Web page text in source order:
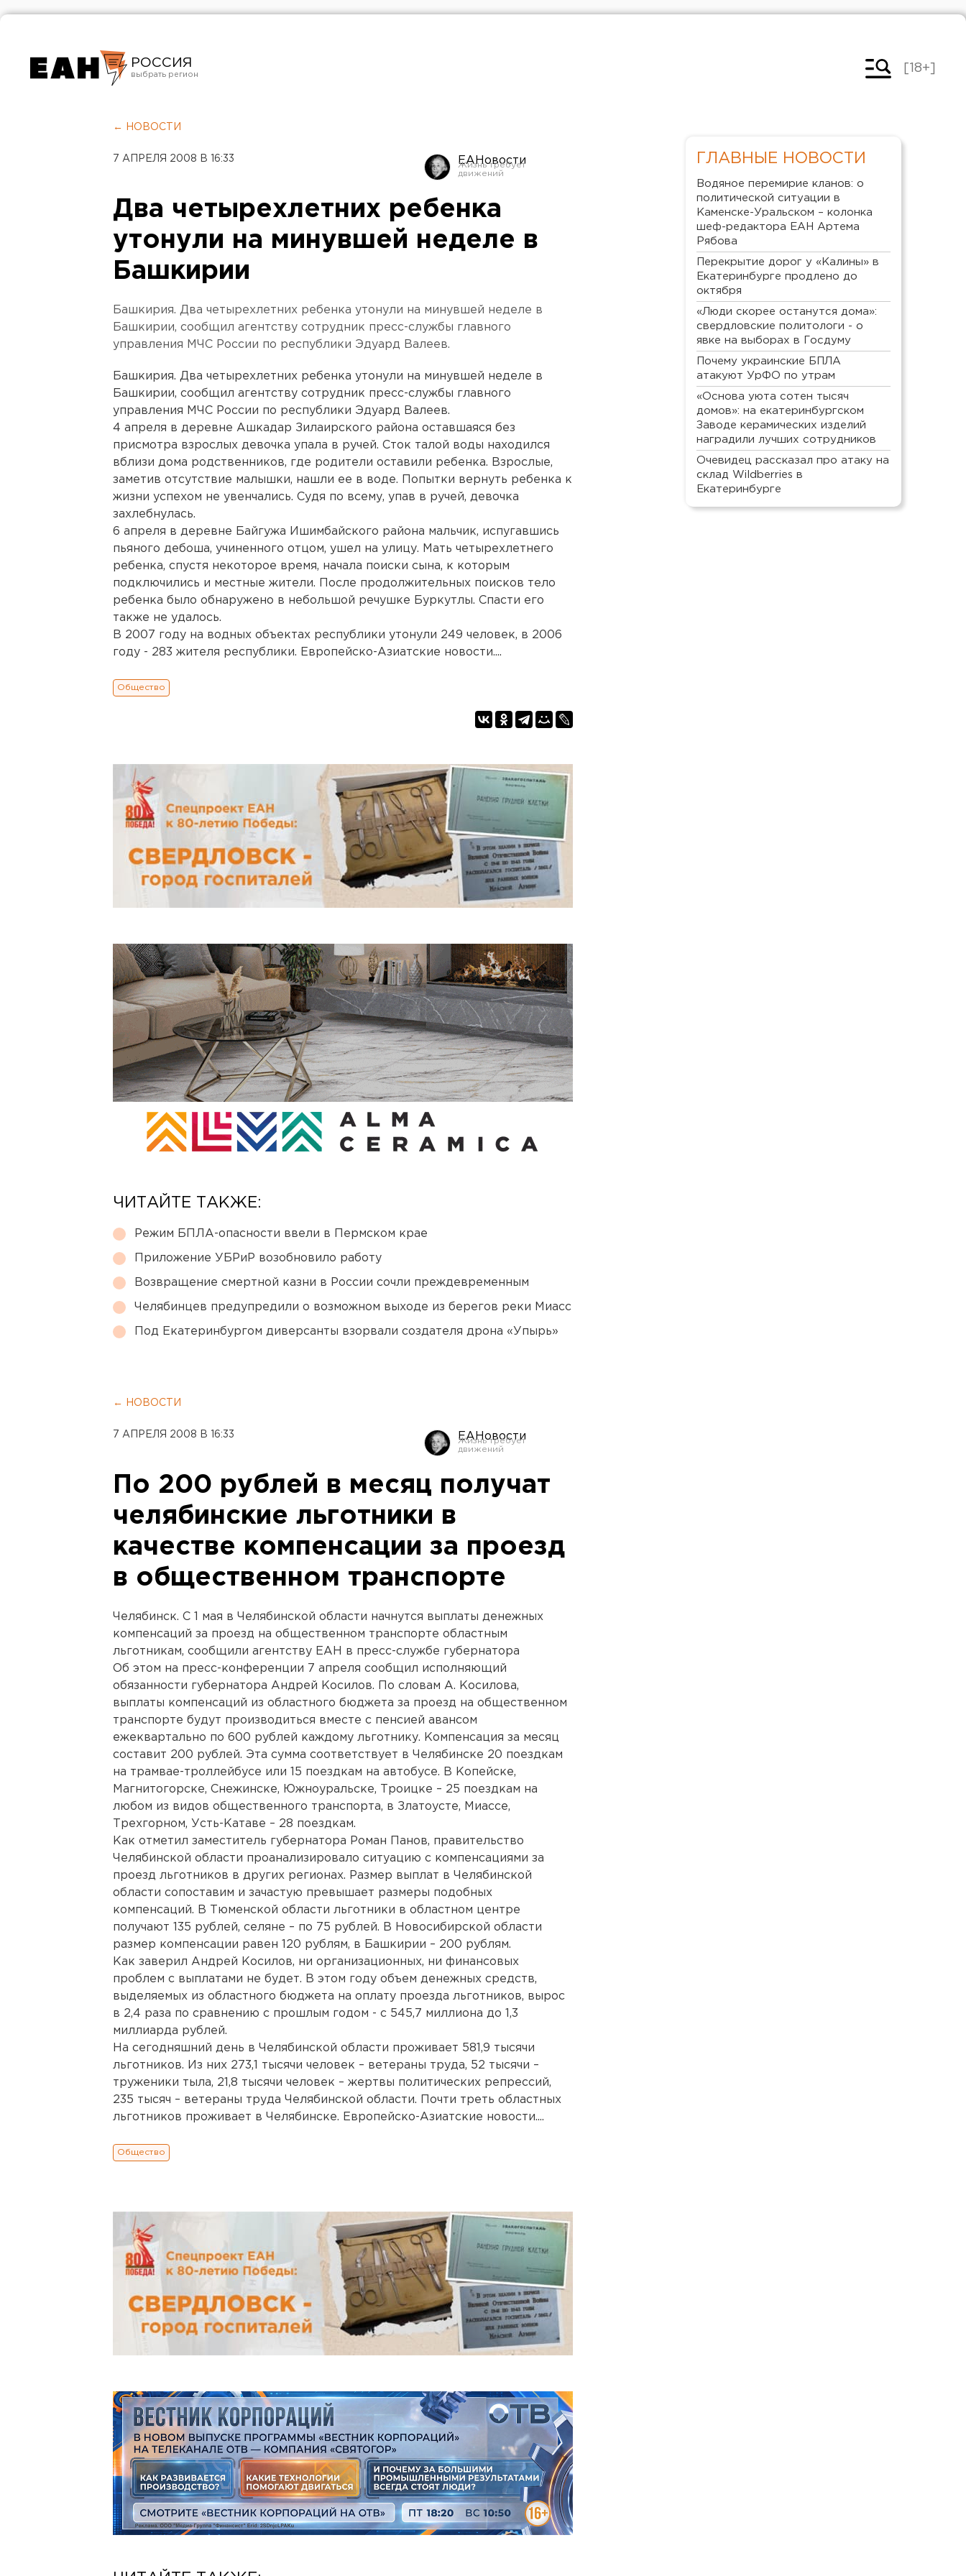
РОССИЯ
Челябинск
[18+]
← НОВОСТИ
7 АПРЕЛЯ 2008 В 16:33 ЕАНовости
Два четырехлетних ребенка
утонули на минувшей неделе в
Башкирии
Башкирия. Два четырехлетних ребенка утонули на минувшей неделе в
Башкирии, сообщил агентству сотрудник пресс-службы главного
управления МЧС России по республики Эдуард Валеев.
Башкирия. Два четырехлетних ребенка утонули на минувшей неделе в
Башкирии, сообщил агентству сотрудник пресс-службы главного
управления МЧС России по республики Эдуард Валеев.
4 апреля в деревне Ашкадар Зилаирского района оставшаяся без
присмотра взрослых девочка упала в ручей. Сток талой воды находился
вблизи дома родственников, где родители оставили ребенка. Взрослые,
заметив отсутствие малышки, нашли ее в воде. Попытки вернуть ребенка к
жизни успехом не увенчались. Судя по всему, упав в ручей, девочка
захлебнулась.
6 апреля в деревне Байгужа Ишимбайского района мальчик, испугавшись
пьяного дебоша, учиненного отцом, ушел на улицу. Мать четырехлетнего
ребенка, спустя некоторое время, начала поиски сына, к которым
подключились и местные жители. После продолжительных поисков тело
ребенка было обнаружено в небольшой речушке Буркутлы. Спасти его
также не удалось.
В 2007 году на водных объектах республики утонули 249 человек, в 2006
году - 283 жителя республики. Европейско-Азиатские новости....
Общество
ЧИТАЙТЕ ТАКЖЕ:
Режим БПЛА-опасности ввели в Пермском крае
Приложение УБРиР возобновило работу
Возвращение смертной казни в России сочли преждевременным
Челябинцев предупредили о возможном выходе из берегов реки Миасс
Под Екатеринбургом диверсанты взорвали создателя дрона «Упырь»
← НОВОСТИ
7 АПРЕЛЯ 2008 В 16:33 ЕАНовости
По 200 рублей в месяц получат
челябинские льготники в
качестве компенсации за проезд
в общественном транспорте
Челябинск. С 1 мая в Челябинской области начнутся выплаты денежных
компенсаций за проезд на общественном транспорте областным
льготникам, сообщили агентству ЕАН в пресс-службе губернатора
Об этом на пресс-конференции 7 апреля сообщил исполняющий
обязанности губернатора Андрей Косилов. По словам А. Косилова,
выплаты компенсаций из областного бюджета за проезд на общественном
транспорте будут производиться вместе с пенсией авансом
ежеквартально по 600 рублей каждому льготнику. Компенсация за месяц
составит 200 рублей. Эта сумма соответствует в Челябинске 20 поездкам
на трамвае-троллейбусе или 15 поездкам на автобусе. В Копейске,
Магнитогорске, Снежинске, Южноуральске, Троицке – 25 поездкам на
любом из видов общественного транспорта, в Златоусте, Миассе,
Трехгорном, Усть-Катаве – 28 поездкам.
Как отметил заместитель губернатора Роман Панов, правительство
Челябинской области проанализировало ситуацию с компенсациями за
проезд льготников в других регионах. Размер выплат в Челябинской
области сопоставим и зачастую превышает размеры подобных
компенсаций. В Тюменской области льготники в областном центре
получают 135 рублей, селяне – по 75 рублей. В Новосибирской области
размер компенсации равен 120 рублям, в Башкирии – 200 рублям.
Как заверил Андрей Косилов, ни организационных, ни финансовых
проблем с выплатами не будет. В этом году объем денежных средств,
выделяемых из областного бюджета на оплату проезда льготников, вырос
в 2,4 раза по сравнению с прошлым годом - с 545,7 миллиона до 1,3
миллиарда рублей.
На сегодняшний день в Челябинской области проживает 581,9 тысячи
льготников. Из них 273,1 тысячи человек – ветераны труда, 52 тысячи –
труженики тыла, 21,8 тысячи человек – жертвы политических репрессий,
235 тысяч – ветераны труда Челябинской области. Почти треть областных
льготников проживает в Челябинске. Европейско-Азиатские новости....
Общество
ГЛАВНЫЕ НОВОСТИ
Водяное перемирие кланов: о
политической ситуации в
Каменске-Уральском – колонка
шеф-редактора ЕАН Артема
Рябова
Перекрытие дорог у «Калины» в
Екатеринбурге продлено до
октября
«Люди скорее останутся дома»:
свердловские политологи - о
явке на выборах в Госдуму
Почему украинские БПЛА
атакуют УрФО по утрам
«Основа уюта сотен тысяч
домов»: на екатеринбургском
Заводе керамических изделий
наградили лучших сотрудников
Очевидец рассказал про атаку на
склад Wildberries в
Екатеринбурге